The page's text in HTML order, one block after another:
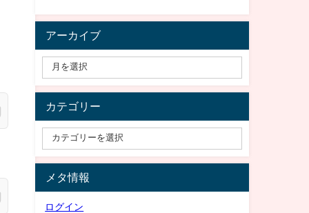
アーカイブ
カテゴリー
メタ情報
ログイン